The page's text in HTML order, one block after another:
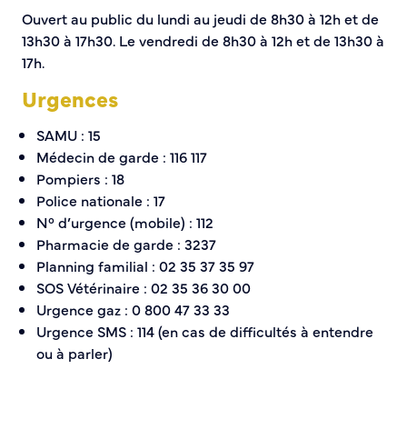
Ouvert au public du lundi au jeudi de 8h30 à 12h et de
13h30 à 17h30. Le vendredi de 8h30 à 12h et de 13h30 à
17h.
Urgences
SAMU : 15
Médecin de garde : 116 117
Pompiers : 18
Police nationale : 17
N° d’urgence (mobile) : 112
Pharmacie de garde : 3237
Planning familial : 02 35 37 35 97
SOS Vétérinaire : 02 35 36 30 00
Urgence gaz : 0 800 47 33 33
Urgence SMS : 114 (en cas de difficultés à entendre
ou à parler)
Location de salles
Annuaire des services publics
DÉCOUVRIR SORTIR
Histoire de la ville
Patrimoine historique
Temps forts
Venir à Caudebec
Emménager à Caudebec
Cadre de vie
Parcs et jardins
Entretien durable des espaces verts